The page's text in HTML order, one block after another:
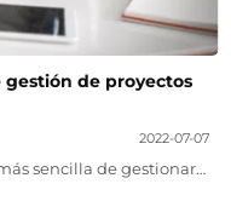
de proyectos
2022-07-07
sencilla de gestionar…